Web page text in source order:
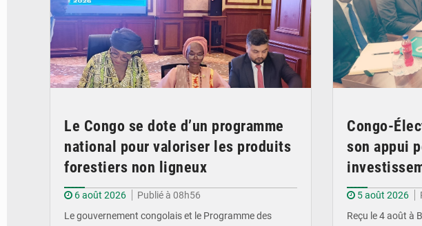
Le Congo se dote d’un programme
national pour valoriser les produits
forestiers non ligneux
6 août 2026
Publié à 08h56
Le gouvernement congolais et le Programme des
Congo-
son appui
5 août 2026
Reçu le 4 août à